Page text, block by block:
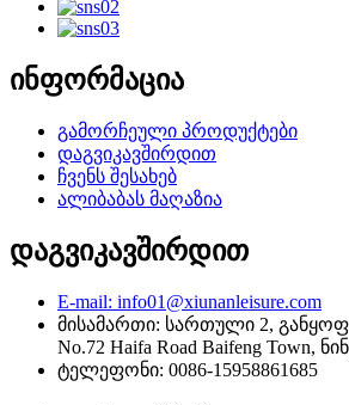
ინფორმაცია
გამორჩეული პროდუქტები
დაგვიკავშირდით
ჩვენს შესახებ
ალიბაბას მაღაზია
დაგვიკავშირდით
E-mail: info01@xiunanleisure.com
მისამართი: სართული 2,
No.72 Haifa Road Baifeng Town,
ტელეფონი: 0086-15958861685